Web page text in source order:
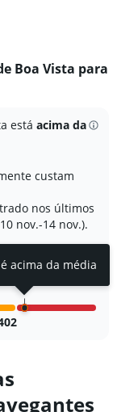
Boa Vista para
está acima da
custam
nos últimos
nov.-14 nov.).
acima da média